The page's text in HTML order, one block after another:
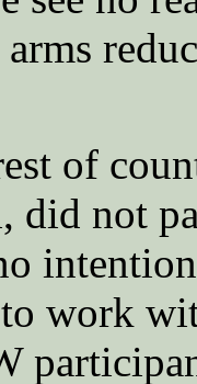
of
did not
work